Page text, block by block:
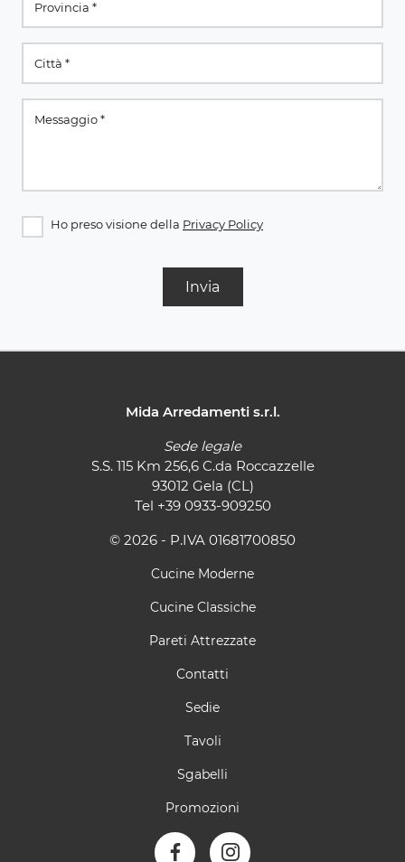
Ho preso visione della Privacy Policy
Invia
Mida Arredamenti s.r.l.
Sede legale
S.S. 115 Km 256,6 C.da Roccazzelle
93012 Gela (CL)
Tel +39 0933-909250
© 2026 - P.IVA 01681700850
Cucine Moderne
Cucine Classiche
Pareti Attrezzate
Contatti
Sedie
Tavoli
Sgabelli
Promozioni